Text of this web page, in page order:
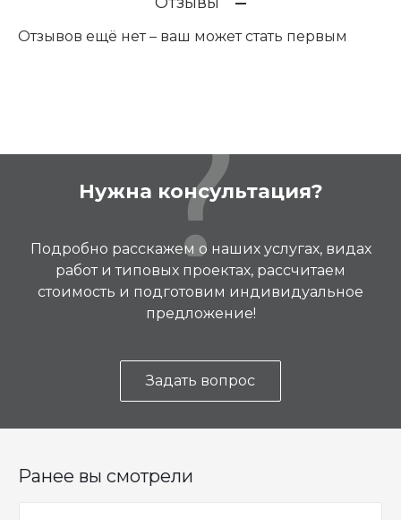
Отзывов ещё нет – ваш может стать первым
Нужна консультация?
Подробно расскажем о наших услугах, видах
работ и типовых проектах, рассчитаем
стоимость и подготовим индивидуальное
предложение!
Задать вопрос
Ранее вы смотрели